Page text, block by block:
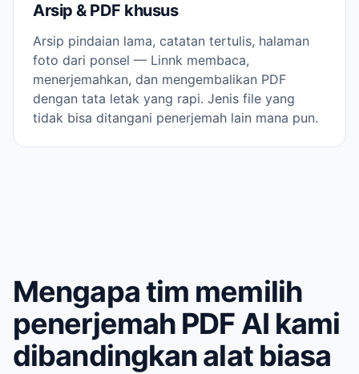
Arsip & PDF khusus
Arsip pindaian lama, catatan tertulis, halaman
foto dari ponsel — Linnk membaca,
menerjemahkan, dan mengembalikan PDF
dengan tata letak yang rapi. Jenis file yang
tidak bisa ditangani penerjemah lain mana pun.
Mengapa tim memilih
penerjemah PDF AI kami
dibandingkan alat biasa